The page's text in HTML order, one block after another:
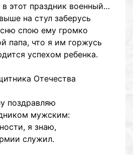
этот праздник военный…
на стул заберусь
спою ему громко
папа, что я им горжусь
успехом ребенка.
Отечества
поздравляю
мужским:
я знаю,
служил.